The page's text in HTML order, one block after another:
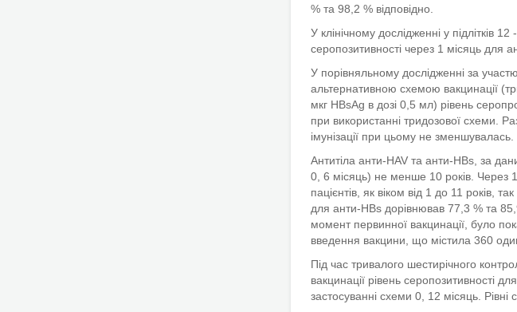
% та 98,2 % відповідно.
У клінічному дослідженні у підлітків
серопозитивності через 1 місяць для
У порівняльному дослідженні за
альтернативною схемою вакцинації
мкг HBsAg в дозі 0,5 мл) рівень
при використанні тридозової схеми.
імунізації при цьому не зменшувалась.
Антитіла анти-HAV та анти-HBs, за
0, 6 місяць) не менше 10 років. Через
пацієнтів, як віком від 1 до 11 років,
для анти-HBs дорівнював 77,3 % та
момент первинної вакцинації, було
введення вакцини, що містила 360
Під час тривалого шестирічного
вакцинації рівень серопозитивності
застосуванні схеми 0, 12 місяць. Рівні